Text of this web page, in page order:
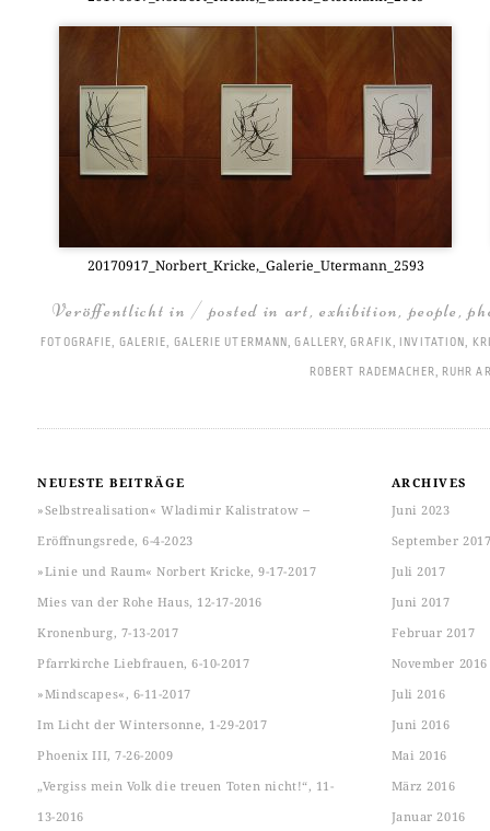
20170917_Norbert_Kricke,_Galerie_Utermann_2593
Veröffentlicht in / posted in art,exhibition, people,
FOTOGRAFIE, GALERIE, GALERIE UTERMANN,GALLERY,GRAFIK, INVITATION,
ROBERT RADEMACHER, RUHR
NEUESTE BEITRÄGE
»Selbstrealisation« Wladimir Kalistratow ‒
Eröffnungsrede, 6-4-2023
»Linie und Raum« Norbert Kricke, 9-17-2017
Mies van der Rohe Haus, 12-17-2016
Kronenburg, 7-13-2017
Pfarrkirche Liebfrauen, 6-10-2017
»Mindscapes«, 6-11-2017
Im Licht der Wintersonne, 1-29-2017
Phoenix III, 7-26-2009
„Vergiss mein Volk die treuen Toten nicht!“, 11-
13-2016
ARCHIVES
Juni 2023
September
Juli 2017
Juni 2017
Februar 2017
November 2016
Juli 2016
Juni 2016
Mai 2016
März 2016
Januar 2016